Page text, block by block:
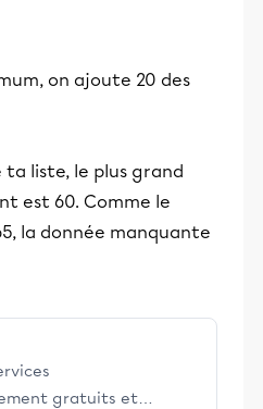
on ajoute 20 des
liste, le plus grand
est 60. Comme le
la donnée manquante
gratuits et